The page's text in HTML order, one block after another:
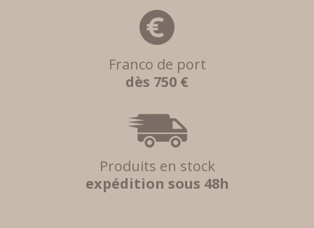
Franco de port
dès 750 €
Produits en stock
expédition sous 48h